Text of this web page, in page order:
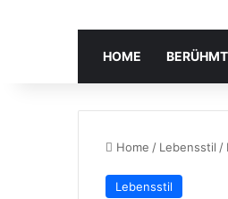
HOME
Home / Lebensstil /
Lebensstil